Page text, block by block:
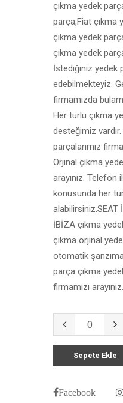
çıkma yedek
parça,Fiat çıkma
çıkma yedek
çıkma yedek
İstediğiniz yedek
edebilmekteyiz.
firmamızda
Her türlü çıkma
desteğimiz
parçalarımız
Orjinal çıkma
arayınız. Telefon
konusunda her
alabilirsiniz.SEAT
İBİZA çıkma
çıkma orjinal
otomatik
parça çıkma
firmamızı arayınız.
Sepete Ekle
Facebook